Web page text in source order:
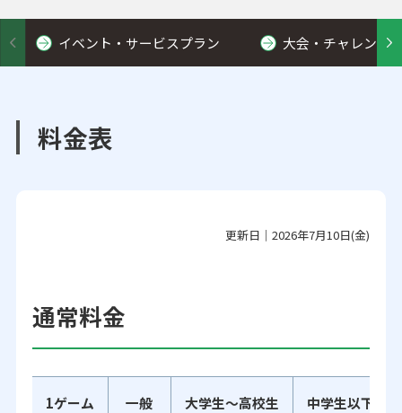
イベント・サービスプラン 大会・チャレンジ
料金表
更新日｜2026年7月10日(金)
通常料金
1ゲーム 一般 大学生～高校生 中学生以下